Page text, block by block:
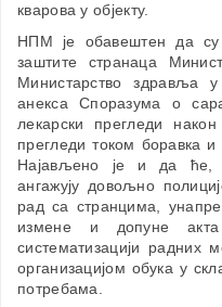
кварова у објекту.
НПМ је обавештен да су
заштите странаца
Министарство здравља
анекса Споразума о
лекарски прегледи
прегледи током боравка
Најављено је и да ће,
ангажују довољно
рад са странцима,
измене и допуне
систематизацији радних
организацијом обука у
потребама.